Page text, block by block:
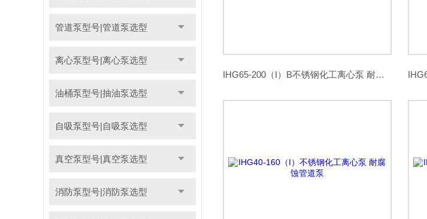
管道泵型号|管道泵选型
离心泵型号|离心泵选型
油桶泵型号|抽油泵选型
自吸泵型号|自吸泵选型
真空泵型号|真空泵选型
消防泵型号|消防泵选型
IHG65-200（I）B不锈钢化工离心泵 耐腐蚀管道泵